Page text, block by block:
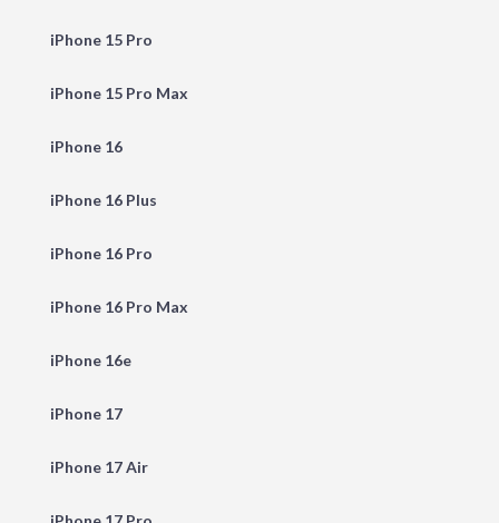
iPhone 15 Pro
iPhone 15 Pro Max
iPhone 16
iPhone 16 Plus
iPhone 16 Pro
iPhone 16 Pro Max
iPhone 16e
iPhone 17
iPhone 17 Air